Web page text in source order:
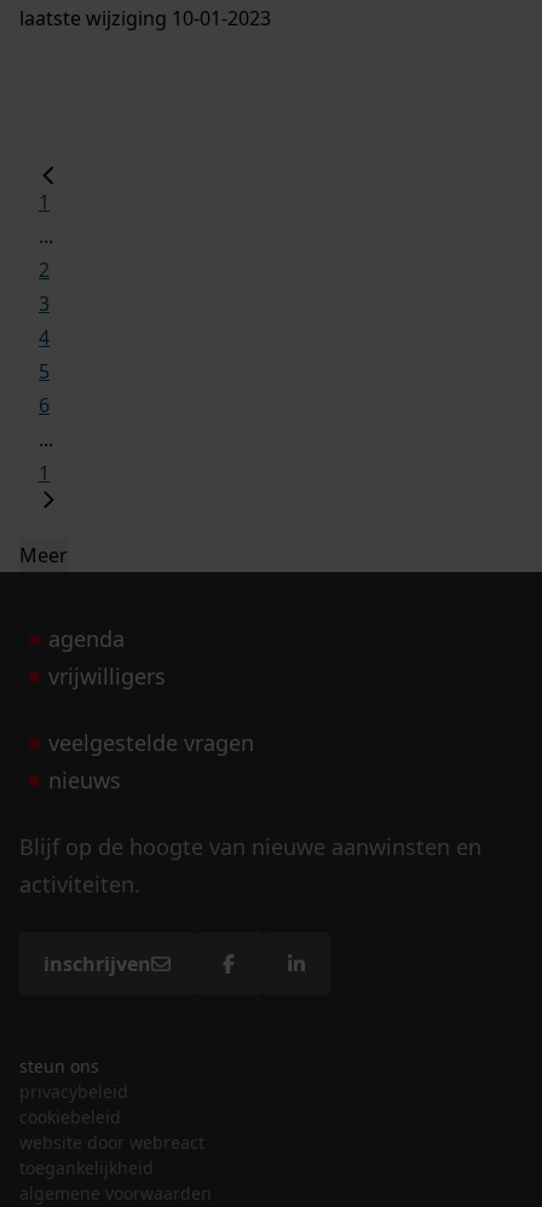
laatste wijziging 10-01-2023
1
...
2
3
4
5
6
...
1
Meer
agenda
vrijwilligers
veelgestelde vragen
nieuws
Blijf op de hoogte van nieuwe aanwinsten en
activiteiten.
inschrijven
steun ons
privacybeleid
cookiebeleid
website door webreact
toegankelijkheid
algemene voorwaarden